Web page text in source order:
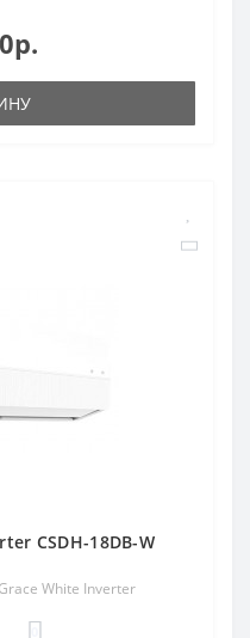
CSDH-18DB-W
White Inverter